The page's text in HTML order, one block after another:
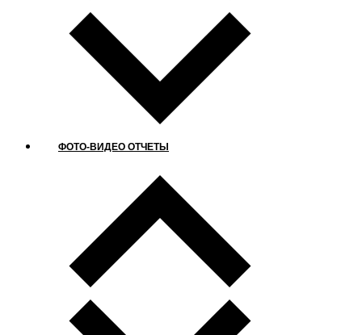
ФОТО-ВИДЕО ОТЧЕТЫ